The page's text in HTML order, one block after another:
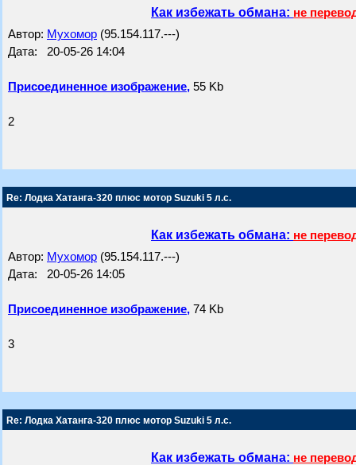
Как избежать обмана: не
Автор: Мухомор (95.154.117.---)
Дата: 20-05-26 14:04
Присоединенное изображение, 55 Kb
2
Re: Лодка Хатанга-320 плюс мотор Suzuki 5 л.с.
Как избежать обмана: не
Автор: Мухомор (95.154.117.---)
Дата: 20-05-26 14:05
Присоединенное изображение, 74 Kb
3
Re: Лодка Хатанга-320 плюс мотор Suzuki 5 л.с.
Как избежать обмана: не